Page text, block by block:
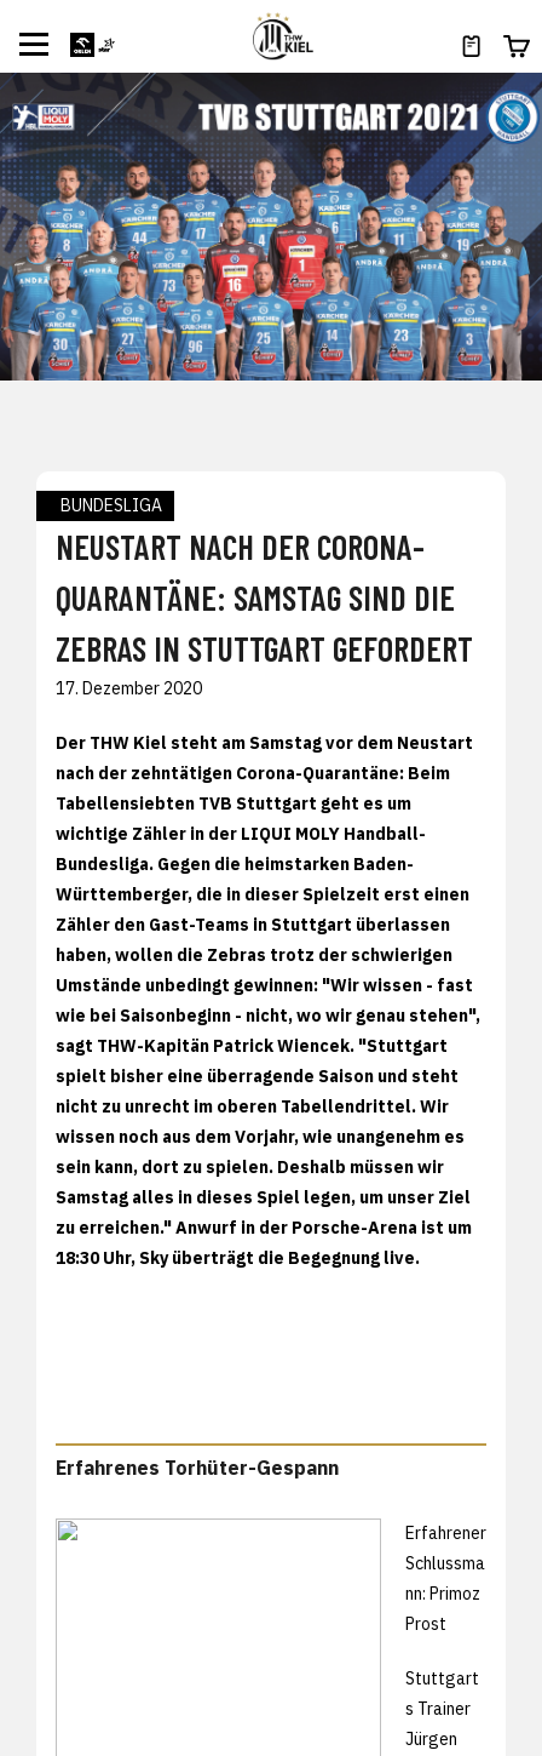
BUNDESLIGA
NEUSTART NACH DER CORONA-
QUARANTÄNE: SAMSTAG SIND DIE
ZEBRAS IN STUTTGART GEFORDERT
17. Dezember 2020
Der THW Kiel steht am Samstag vor dem Neustart
nach der zehntätigen Corona-Quarantäne: Beim
Tabellensiebten TVB Stuttgart geht es um
wichtige Zähler in der LIQUI MOLY Handball-
Bundesliga. Gegen die heimstarken Baden-
Württemberger, die in dieser Spielzeit erst einen
Zähler den Gast-Teams in Stuttgart überlassen
haben, wollen die Zebras trotz der schwierigen
Umstände unbedingt gewinnen: "Wir wissen - fast
wie bei Saisonbeginn - nicht, wo wir genau stehen",
sagt THW-Kapitän Patrick Wiencek. "Stuttgart
spielt bisher eine überragende Saison und steht
nicht zu unrecht im oberen Tabellendrittel. Wir
wissen noch aus dem Vorjahr, wie unangenehm es
sein kann, dort zu spielen. Deshalb müssen wir
Samstag alles in dieses Spiel legen, um unser Ziel
zu erreichen." Anwurf in der Porsche-Arena ist um
18:30 Uhr, Sky überträgt die Begegnung live.
Erfahrenes Torhüter-Gespann
Erfahrener
Schlussma
nn: Primoz
Prost
Stuttgart
s Trainer
Jürgen